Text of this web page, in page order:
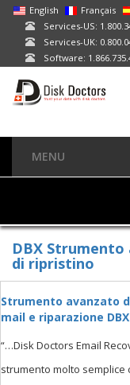
English Français
Services-US:
Services-UK:
Software:
MENU
DBX Strumento
di ripristino
Strumento avanzato
mail e riparazione DBX
“…Disk Doctors Email
strumento molto semplice